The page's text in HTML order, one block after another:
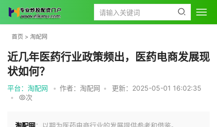
首页 > 淘配网
近几年医药行业政策频出，医药电商发展现
状如何？
平台：淘配网 • 作者：淘配网 •
更新：2025-05-01 16:02:35
•
次
淘配网：以期为医药电商行业的发展提供参考和借鉴。